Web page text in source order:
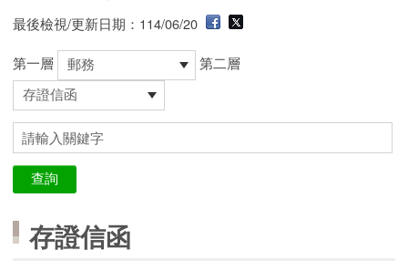
最後檢視/更新日期：114/06/20
第一層 第二層
存證信函